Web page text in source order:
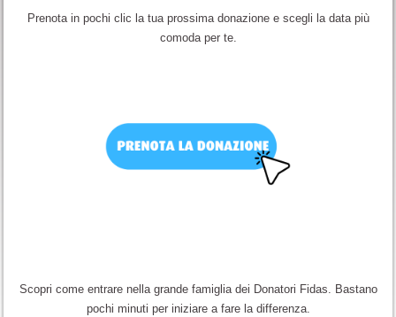
Prenota in pochi clic la tua prossima donazione e scegli la data più
comoda per te.
Scopri come entrare nella grande famiglia dei Donatori Fidas. Bastano
pochi minuti per iniziare a fare la differenza.